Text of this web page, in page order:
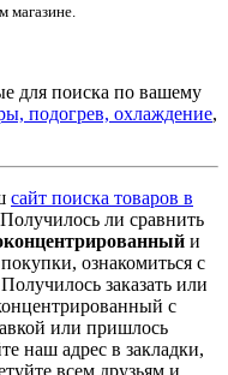
магазине.
для поиска по вашему
подогрев, охлаждение,
сайт поиска товаров в
ли сравнить
и
ознакомиться с
заказать или
с
или пришлось
наш адрес в закладки,
всем друзьям и